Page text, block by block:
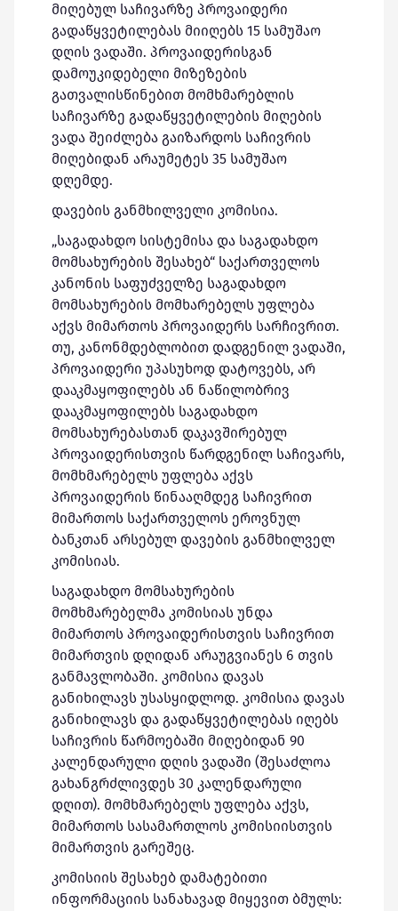
მიღებულ საჩივარზე პროვაიდერი
გადაწყვეტილებას მიიღებს 15 სამუშაო
დღის ვადაში. პროვაიდერისგან
დამოუკიდებელი მიზეზების
გათვალისწინებით მომხმარებლის
საჩივარზე გადაწყვეტილების მიღების
ვადა შეიძლება გაიზარდოს საჩივრის
მიღებიდან არაუმეტეს 35 სამუშაო
დღემდე.
დავების განმხილველი კომისია.
„საგადახდო სისტემისა და საგადახდო
მომსახურების შესახებ“ საქართველოს
კანონის საფუძველზე საგადახდო
მომსახურების მომხარებელს უფლება
აქვს მიმართოს პროვაიდერს სარჩივრით.
თუ, კანონმდებლობით დადგენილ ვადაში,
პროვაიდერი უპასუხოდ დატოვებს, არ
დააკმაყოფილებს ან ნაწილობრივ
დააკმაყოფილებს საგადახდო
მომსახურებასთან დაკავშირებულ
პროვაიდერისთვის წარდგენილ საჩივარს,
მომხმარებელს უფლება აქვს
პროვაიდერის წინააღმდეგ საჩივრით
მიმართოს საქართველოს ეროვნულ
ბანკთან არსებულ დავების განმხილველ
კომისიას.
საგადახდო მომსახურების
მომხმარებელმა კომისიას უნდა
მიმართოს პროვაიდერისთვის საჩივრით
მიმართვის დღიდან არაუგვიანეს 6 თვის
განმავლობაში. კომისია დავას
განიხილავს უსასყიდლოდ. კომისია დავას
განიხილავს და გადაწყვეტილებას იღებს
საჩივრის წარმოებაში მიღებიდან 90
კალენდარული დღის ვადაში (შესაძლოა
გახანგრძლივდეს 30 კალენდარული
დღით). მომხმარებელს უფლება აქვს,
მიმართოს სასამართლოს კომისიისთვის
მიმართვის გარეშეც.
კომისიის შესახებ დამატებითი
ინფორმაციის სანახავად მიყევით ბმულს: